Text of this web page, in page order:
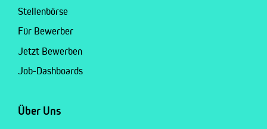
Stellenbörse
Für Bewerber
Jetzt Bewerben
Job-Dashboards
Über Uns